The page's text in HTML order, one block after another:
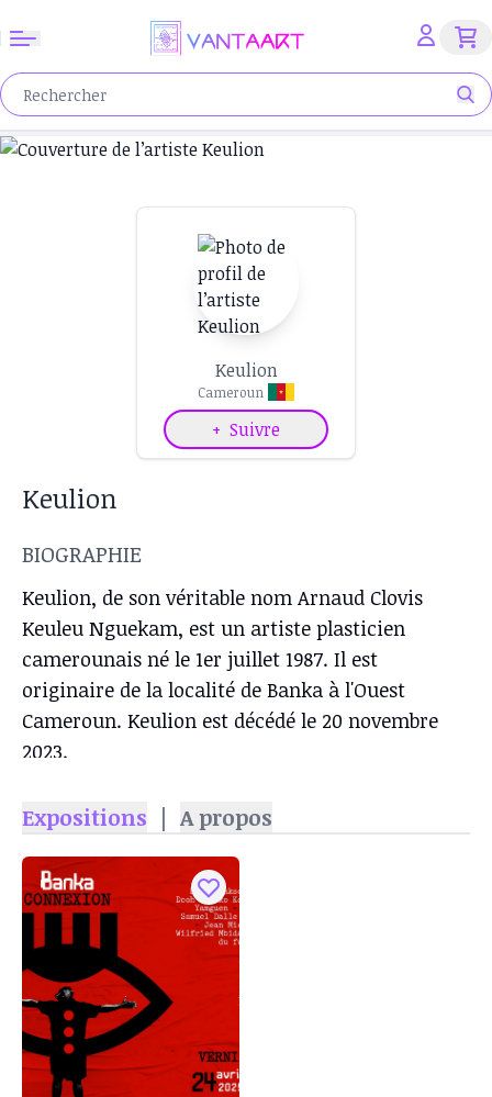
Keulion
Cameroun
+ Suivre
Keulion
BIOGRAPHIE
Keulion, de son véritable nom Arnaud Clovis
Keuleu Nguekam, est un artiste plasticien
camerounais né le 1er juillet 1987. Il est
originaire de la localité de Banka à l'Ouest
Cameroun. Keulion est décédé le 20 novembre
2023.
Expositions | A propos